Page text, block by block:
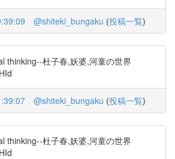
@shiteki_bungaku (投稿一覧)
thinking--杜子春,妖婆,河童の世界
@shiteki_bungaku (投稿一覧)
thinking--杜子春,妖婆,河童の世界